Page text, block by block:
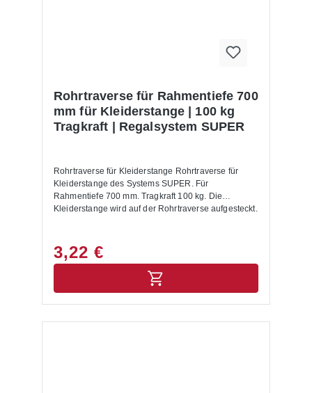
Rohrtraverse für Rahmentiefe 700
mm für Kleiderstange | 100 kg
Tragkraft | Regalsystem SUPER
Rohrtraverse für Kleiderstange Rohrtraverse für
Kleiderstange des Systems SUPER. Für
Rahmentiefe 700 mm. Tragkraft 100 kg. Die
Kleiderstange wird auf der Rohrtraverse aufgesteckt.
3,22 €